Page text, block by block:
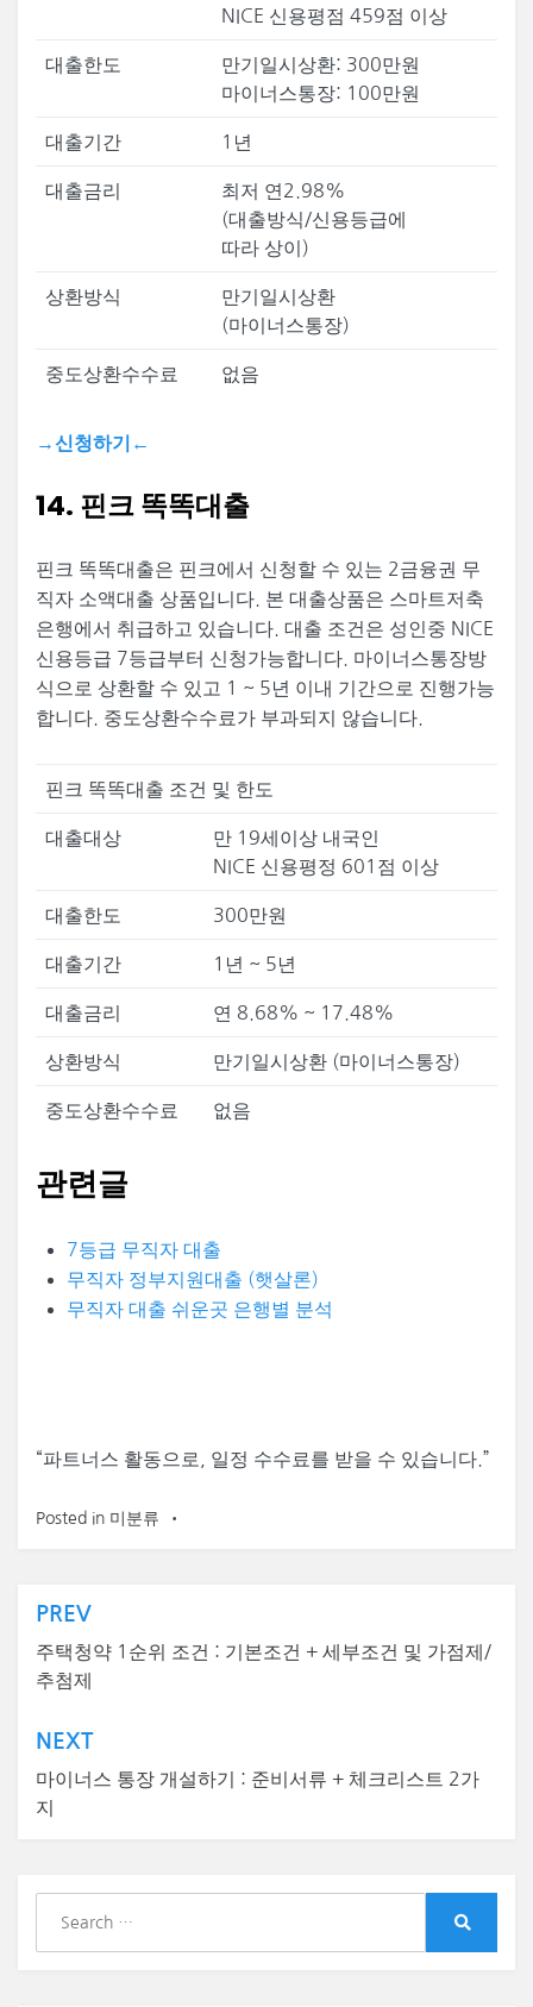
NICE 신용평점 459점 이상
대출한도
만기일시상환: 300만원
마이너스통장: 100만원
대출기간 1년
대출금리
최저 연2.98%
(대출방식/신용등급에
따라 상이)
상환방식
만기일시상환
(마이너스통장)
중도상환수수료 없음
→신청하기←
14. 핀크 똑똑대출
핀크 똑똑대출은 핀크에서 신청할 수 있는 2금융권 무
직자 소액대출 상품입니다. 본 대출상품은 스마트저축
은행에서 취급하고 있습니다. 대출 조건은 성인중 NICE
신용등급 7등급부터 신청가능합니다. 마이너스통장방
식으로 상환할 수 있고 1 ~ 5년 이내 기간으로 진행가능
합니다. 중도상환수수료가 부과되지 않습니다.
핀크 똑똑대출 조건 및 한도
대출대상
만 19세이상 내국인
NICE 신용평정 601점 이상
대출한도 300만원
대출기간 1년 ~ 5년
대출금리 연 8.68% ~ 17.48%
상환방식 만기일시상환 (마이너스통장)
중도상환수수료 없음
관련글
7등급 무직자 대출
무직자 정부지원대출 (햇살론)
무직자 대출 쉬운곳 은행별 분석
“파트너스 활동으로, 일정 수수료를 받을 수 있습니다.”
Posted in 미분류
글
탐
색
PREV
주택청약 1순위 조건 : 기본조건 + 세부조건 및 가점제/
추첨제
NEXT
마이너스 통장 개설하기 : 준비서류 + 체크리스트 2가
지
a